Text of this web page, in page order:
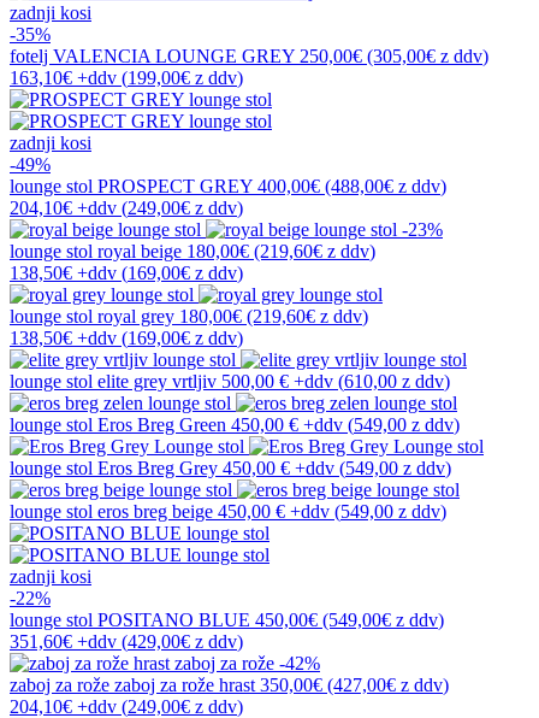
zadnji kosi
-35%
fotelj VALENCIA LOUNGE GREY 250,00€ (305,00€ z ddv)
163,10€ +ddv (199,00€ z ddv)
zadnji kosi
-49%
lounge stol PROSPECT GREY 400,00€ (488,00€ z ddv)
204,10€ +ddv (249,00€ z ddv)
-23%
lounge stol royal beige 180,00€ (219,60€ z ddv)
138,50€ +ddv (169,00€ z ddv)
lounge stol royal grey 180,00€ (219,60€ z ddv)
138,50€ +ddv (169,00€ z ddv)
lounge stol elite grey vrtljiv 500,00 € +ddv (610,00 z ddv)
lounge stol Eros Breg Green 450,00 € +ddv (549,00 z ddv)
lounge stol Eros Breg Grey 450,00 € +ddv (549,00 z ddv)
lounge stol eros breg beige 450,00 € +ddv (549,00 z ddv)
zadnji kosi
-22%
lounge stol POSITANO BLUE 450,00€ (549,00€ z ddv)
351,60€ +ddv (429,00€ z ddv)
-42%
zaboj za rože zaboj za rože hrast 350,00€ (427,00€ z ddv)
204,10€ +ddv (249,00€ z ddv)